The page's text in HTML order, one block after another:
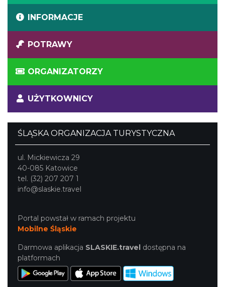
INFORMACJE
POTRAWY
ORGANIZATORZY
UŻYTKOWNICY
ŚLĄSKA ORGANIZACJA TURYSTYCZNA
ul. Mickiewicza 29
40-085 Katowice
tel. (32) 207 207 1
info@slaskie.travel
Portal powstał w ramach projektu
Mobilne Śląskie
Darmowa aplikacja SLASKIE.travel dostępna na
platformach